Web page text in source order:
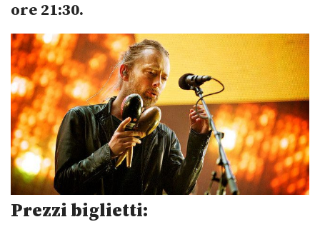
ore 21:30.
Prezzi biglietti: